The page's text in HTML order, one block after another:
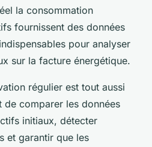
la consommation
fournissent des données
pour analyser
sur la facture énergétique.
régulier est tout aussi
de comparer les données
initiaux, détecter
et garantir que les